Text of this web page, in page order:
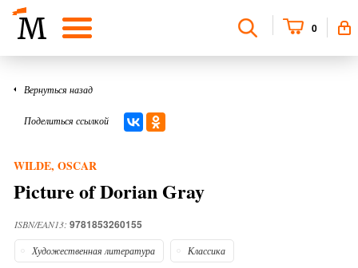
0
Вернуться назад
Поделиться ссылкой
WILDE, OSCAR
Picture of Dorian Gray
ISBN/EAN13: 9781853260155
Художественная литература Классика